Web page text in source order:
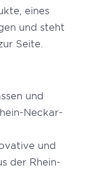
eines
und steht
Seite.
und
Neckar-
und
der Rhein-